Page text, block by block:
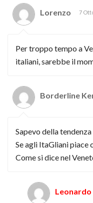
Lorenzo 7
Per troppo tempo a
italiani, sarebbe il
Borderline
Sapevo della
Se agli ItaGliani piace
Come si dice nel
Leonardo